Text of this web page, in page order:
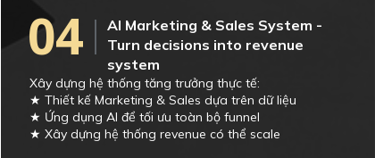
04
AI Marketing & Sales System -
Turn decisions into revenue
system
Xây dựng hệ thống tăng trưởng thực tế:
★ Thiết kế Marketing & Sales dựa trên dữ liệu
★ Ứng dụng AI để tối ưu toàn bộ funnel
★ Xây dựng hệ thống revenue có thể scale